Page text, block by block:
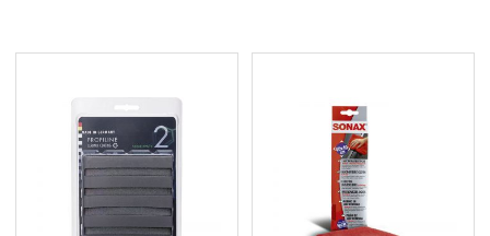
Plastic
Protectant
Exterior
količina